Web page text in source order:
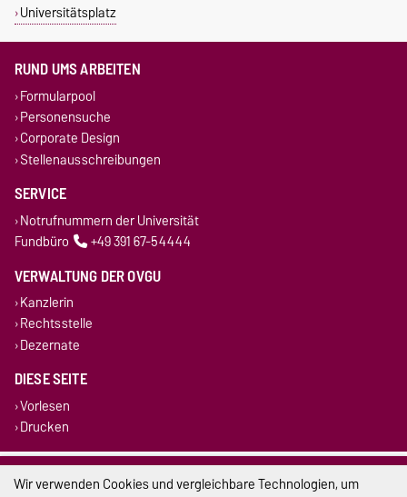
Universitätsplatz
RUND UMS ARBEITEN
Formularpool
Personensuche
Corporate Design
Stellenausschreibungen
SERVICE
Notrufnummern der Universität
Fundbüro
+49 391 67-54444
VERWALTUNG DER OVGU
Kanzlerin
Rechtsstelle
Dezernate
DIESE SEITE
Vorlesen
Drucken
Impressum
Wir verwenden Cookies und vergleichbare Technologien, um